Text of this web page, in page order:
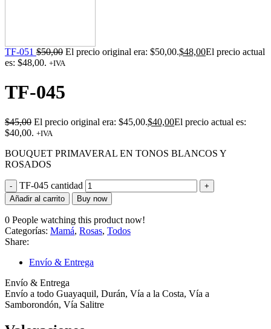
TF-051 $50,00 El precio original era: $50,00.$48,00El precio actual
es: $48,00. +IVA
TF-045
$45,00 El precio original era: $45,00.$40,00El precio actual es:
$40,00. +IVA
BOUQUET PRIMAVERAL EN TONOS BLANCOS Y
ROSADOS
TF-045 cantidad
Añadir al carrito Buy now
0 People watching this product now!
Categorías: Mamá, Rosas, Todos
Share:
Envío & Entrega
Envío & Entrega
Envío a todo Guayaquil, Durán, Vía a la Costa, Vía a
Samborondón, Vía Salitre